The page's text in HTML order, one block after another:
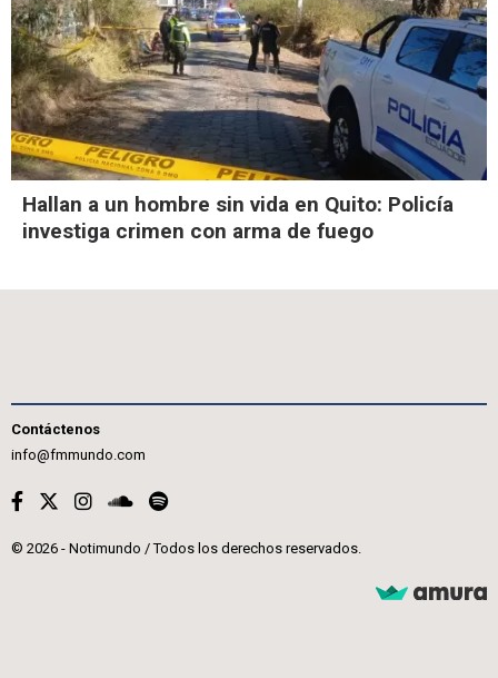
Hallan a un hombre sin vida en Quito: Policía
investiga crimen con arma de fuego
Contáctenos
info@fmmundo.com
© 2026 - Notimundo / Todos los derechos reservados.